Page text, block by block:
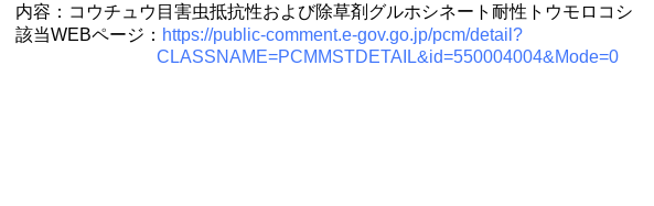
内容：コウチュウ目害虫抵抗性および除草剤グルホシネート耐性トウモロコシ
該当WEBページ： https://public-comment.e-gov.go.jp/pcm/detail?
CLASSNAME=PCMMSTDETAIL&id=550004004&Mode=0